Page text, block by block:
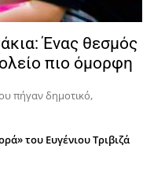
Ένας θεσμός
πιο όμορφη
πήγαν δημοτικό,
του Ευγένιου Τριβιζά